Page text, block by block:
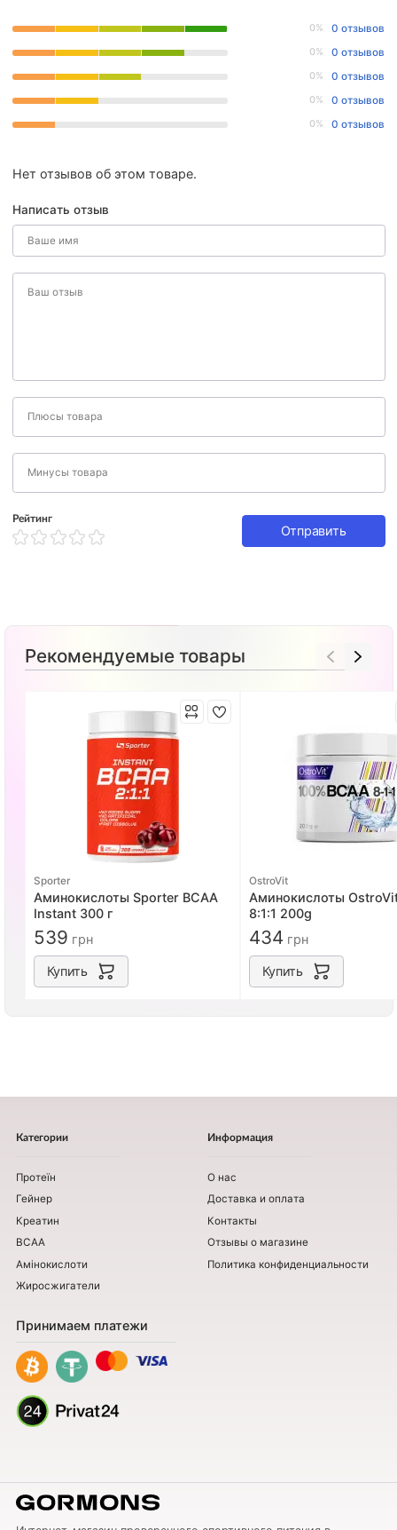
0% 0 отзывов
0% 0 отзывов
0% 0 отзывов
0% 0 отзывов
0% 0 отзывов
Нет отзывов об этом товаре.
Написать отзыв
Рейтинг
Отправить
Рекомендуемые товары
Sporter
Аминокислоты Sporter BCAA
Instant 300 г
539 грн
Купить
OstroVit
Аминокислоты
8:1:1 200g
434 грн
Купить
Категории
Протеїн
Гейнер
Креатин
BCAA
Амінокислоти
Жиросжигатели
Информация
О нас
Доставка и оплата
Контакты
Отзывы о магазине
Политика конфиденциальности
Принимаем платежи